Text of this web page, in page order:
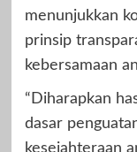
menunjukkan
prinsip
kebersamaan
“Diharapkan
dasar
kesejahteraan